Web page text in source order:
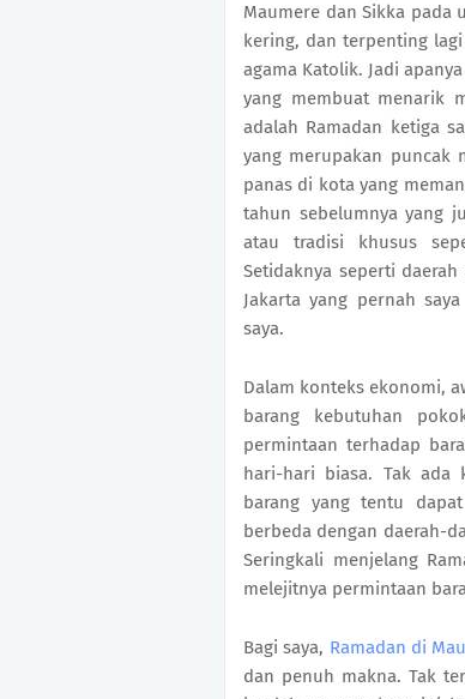
Maumere dan Sikka pada
kering, dan terpenting
agama Katolik. Jadi
yang membuat menarik
adalah Ramadan ketiga
yang merupakan puncak
panas di kota yang
tahun sebelumnya yang
atau tradisi khusus
Setidaknya seperti
Jakarta yang pernah
saya.
Dalam konteks ekonomi,
barang kebutuhan
permintaan terhadap
hari-hari biasa. Tak ada
barang yang tentu
berbeda dengan daerah-
Seringkali menjelang
melejitnya permintaan
Bagi saya, Ramadan di
dan penuh makna. Tak